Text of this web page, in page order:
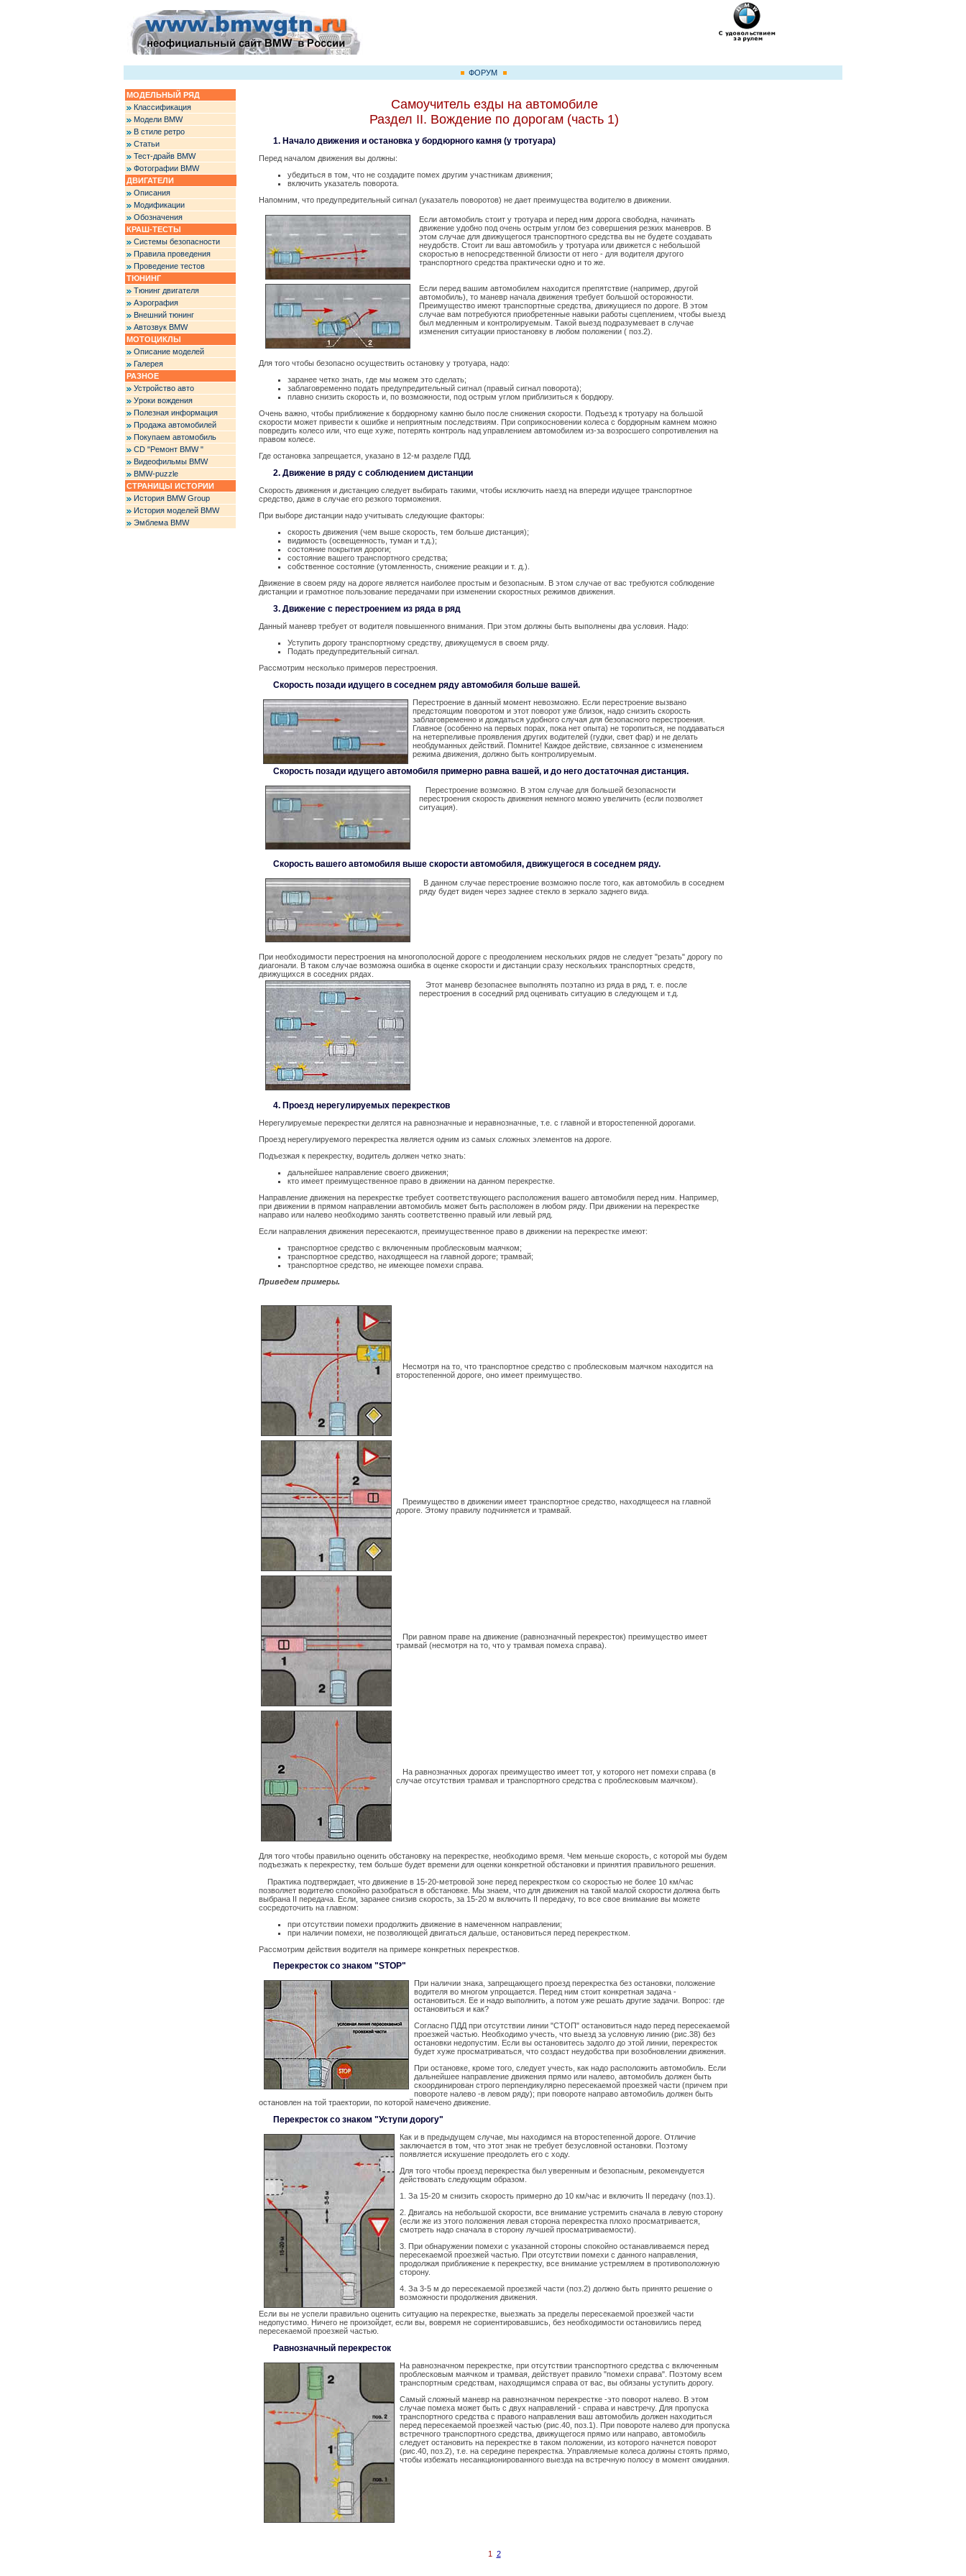
ФОРУМ
МОДЕЛЬНЫЙ РЯД
Классификация
Модели BMW
В стиле ретро
Статьи
Тест-драйв BMW
Фотографии BMW
ДВИГАТЕЛИ
Описания
Модификации
Обозначения
КРАШ-ТЕСТЫ
Системы безопасности
Правила проведения
Проведение тестов
ТЮНИНГ
Тюнинг двигателя
Аэрография
Внешний тюнинг
Автозвук BMW
МОТОЦИКЛЫ
Описание моделей
Галерея
РАЗНОЕ
Устройство авто
Уроки вождения
Полезная информация
Продажа автомобилей
Покупаем автомобиль
CD "Ремонт BMW "
Видеофильмы BMW
BMW-puzzle
СТРАНИЦЫ ИСТОРИИ
История BMW Group
История моделей BMW
Эмблема BMW
Самоучитель езды на автомобиле
Раздел II. Вождение по дорогам (часть 1)
1. Начало движения и остановка у бордюрного камня (у тротуара)
Перед началом движения вы должны:
убедиться в том, что не создадите помех другим участникам движения;
включить указатель поворота.
Напомним, что предупредительный сигнал (указатель поворотов) не дает преимущества водителю в движении.
Если автомобиль стоит у тротуара и перед ним дорога свободна, начинать
движение удобно под очень острым углом без совершения резких маневров. В
этом случае для движущегося транспортного средства вы не будете создавать
неудобств. Стоит ли ваш автомобиль у тротуара или движется с небольшой
скоростью в непосредственной близости от него - для водителя другого
транспортного средства практически одно и то же.
Если перед вашим автомобилем находится препятствие (например, другой
автомобиль), то маневр начала движения требует большой осторожности.
Преимущество имеют транспортные средства, движущиеся по дороге. В этом
случае вам потребуются приобретенные навыки работы сцеплением, чтобы выезд
был медленным и контролируемым. Такой выезд подразумевает в случае
изменения ситуации приостановку в любом положении ( поз.2).
Для того чтобы безопасно осуществить остановку у тротуара, надо:
заранее четко знать, где мы можем это сделать;
заблаговременно подать предупредительный сигнал (правый сигнал поворота);
плавно снизить скорость и, по возможности, под острым углом приблизиться к бордюру.
Очень важно, чтобы приближение к бордюрному камню было после снижения скорости. Подъезд к тротуару на большой
скорости может привести к ошибке и неприятным последствиям. При соприкосновении колеса с бордюрным камнем можно
повредить колесо или, что еще хуже, потерять контроль над управлением автомобилем из-за возросшего сопротивления на
правом колесе.
Где остановка запрещается, указано в 12-м разделе ПДД.
2. Движение в ряду с соблюдением дистанции
Скорость движения и дистанцию следует выбирать такими, чтобы исключить наезд на впереди идущее транспортное
средство, даже в случае его резкого торможения.
При выборе дистанции надо учитывать следующие факторы:
скорость движения (чем выше скорость, тем больше дистанция);
видимость (освещенность, туман и т.д.);
состояние покрытия дороги;
состояние вашего транспортного средства;
собственное состояние (утомленность, снижение реакции и т. д.).
Движение в своем ряду на дороге является наиболее простым и безопасным. В этом случае от вас требуются соблюдение
дистанции и грамотное пользование передачами при изменении скоростных режимов движения.
3. Движение с перестроением из ряда в ряд
Данный маневр требует от водителя повышенного внимания. При этом должны быть выполнены два условия. Надо:
Уступить дорогу транспортному средству, движущемуся в своем ряду.
Подать предупредительный сигнал.
Рассмотрим несколько примеров перестроения.
Скорость позади идущего в соседнем ряду автомобиля больше вашей.
Перестроение в данный момент невозможно. Если перестроение вызвано
предстоящим поворотом и этот поворот уже близок, надо снизить скорость
заблаговременно и дождаться удобного случая для безопасного перестроения.
Главное (особенно на первых порах, пока нет опыта) не торопиться, не поддаваться
на нетерпеливые проявления других водителей (гудки, свет фар) и не делать
необдуманных действий. Помните! Каждое действие, связанное с изменением
режима движения, должно быть контролируемым.
Скорость позади идущего автомобиля примерно равна вашей, и до него достаточная дистанция.
Перестроение возможно. В этом случае для большей безопасности
перестроения скорость движения немного можно увеличить (если позволяет
ситуация).
Скорость вашего автомобиля выше скорости автомобиля, движущегося в соседнем ряду.
В данном случае перестроение возможно после того, как автомобиль в соседнем
ряду будет виден через заднее стекло в зеркало заднего вида.
При необходимости перестроения на многополосной дороге с преодолением нескольких рядов не следует "резать" дорогу по
диагонали. В таком случае возможна ошибка в оценке скорости и дистанции сразу нескольких транспортных средств,
движущихся в соседних рядах.
Этот маневр безопаснее выполнять поэтапно из ряда в ряд, т. е. после
перестроения в соседний ряд оценивать ситуацию в следующем и т.д.
4. Проезд нерегулируемых перекрестков
Нерегулируемые перекрестки делятся на равнозначные и неравнозначные, т.е. с главной и второстепенной дорогами.
Проезд нерегулируемого перекрестка является одним из самых сложных элементов на дороге.
Подъезжая к перекрестку, водитель должен четко знать:
дальнейшее направление своего движения;
кто имеет преимущественное право в движении на данном перекрестке.
Направление движения на перекрестке требует соответствующего расположения вашего автомобиля перед ним. Например,
при движении в прямом направлении автомобиль может быть расположен в любом ряду. При движении на перекрестке
направо или налево необходимо занять соответственно правый или левый ряд.
Если направления движения пересекаются, преимущественное право в движении на перекрестке имеют:
транспортное средство с включенным проблесковым маячком;
транспортное средство, находящееся на главной дороге; трамвай;
транспортное средство, не имеющее помехи справа.
Приведем примеры.
Несмотря на то, что транспортное средство с проблесковым маячком находится на
второстепенной дороге, оно имеет преимущество.
Преимущество в движении имеет транспортное средство, находящееся на главной
дороге. Этому правилу подчиняется и трамвай.
При равном праве на движение (равнозначный перекресток) преимущество имеет
трамвай (несмотря на то, что у трамвая помеха справа).
На равнозначных дорогах преимущество имеет тот, у которого нет помехи справа (в
случае отсутствия трамвая и транспортного средства с проблесковым маячком).
Для того чтобы правильно оценить обстановку на перекрестке, необходимо время. Чем меньше скорость, с которой мы будем
подъезжать к перекрестку, тем больше будет времени для оценки конкретной обстановки и принятия правильного решения.
Практика подтверждает, что движение в 15-20-метровой зоне перед перекрестком со скоростью не более 10 км/час
позволяет водителю спокойно разобраться в обстановке. Мы знаем, что для движения на такой малой скорости должна быть
выбрана II передача. Если, заранее снизив скорость, за 15-20 м включить II передачу, то все свое внимание вы можете
сосредоточить на главном:
при отсутствии помехи продолжить движение в намеченном направлении;
при наличии помехи, не позволяющей двигаться дальше, остановиться перед перекрестком.
Рассмотрим действия водителя на примере конкретных перекрестков.
Перекресток со знаком "STOP"
При наличии знака, запрещающего проезд перекрестка без остановки, положение
водителя во многом упрощается. Перед ним стоит конкретная задача -
остановиться. Ее и надо выполнить, а потом уже решать другие задачи. Вопрос: где
остановиться и как?
Согласно ПДД при отсутствии линии "СТОП" остановиться надо перед пересекаемой
проезжей частью. Необходимо учесть, что выезд за условную линию (рис.38) без
остановки недопустим. Если вы остановитесь задолго до этой линии, перекресток
будет хуже просматриваться, что создаст неудобства при возобновлении движения.
При остановке, кроме того, следует учесть, как надо расположить автомобиль. Если
дальнейшее направление движения прямо или налево, автомобиль должен быть
скоординирован строго перпендикулярно пересекаемой проезжей части (причем при
повороте налево -в левом ряду); при повороте направо автомобиль должен быть
остановлен на той траектории, по которой намечено движение.
Перекресток со знаком "Уступи дорогу"
Как и в предыдущем случае, мы находимся на второстепенной дороге. Отличие
заключается в том, что этот знак не требует безусловной остановки. Поэтому
появляется искушение преодолеть его с ходу.
Для того чтобы проезд перекрестка был уверенным и безопасным, рекомендуется
действовать следующим образом.
1. За 15-20 м снизить скорость примерно до 10 км/час и включить II передачу (поз.1).
2. Двигаясь на небольшой скорости, все внимание устремить сначала в левую сторону
(если же из этого положения левая сторона перекрестка плохо просматривается,
смотреть надо сначала в сторону лучшей просматриваемости).
3. При обнаружении помехи с указанной стороны спокойно останавливаемся перед
пересекаемой проезжей частью. При отсутствии помехи с данного направления,
продолжая приближение к перекрестку, все внимание устремляем в противоположную
сторону.
4. За 3-5 м до пересекаемой проезжей части (поз.2) должно быть принято решение о
возможности продолжения движения.
Если вы не успели правильно оценить ситуацию на перекрестке, выезжать за пределы пересекаемой проезжей части
недопустимо. Ничего не произойдет, если вы, вовремя не сориентировавшись, без необходимости остановились перед
пересекаемой проезжей частью.
Равнозначный перекресток
На равнозначном перекрестке, при отсутствии транспортного средства с включенным
проблесковым маячком и трамвая, действует правило "помехи справа". Поэтому всем
транспортным средствам, находящимся справа от вас, вы обязаны уступить дорогу.
Самый сложный маневр на равнозначном перекрестке -это поворот налево. В этом
случае помеха может быть с двух направлений - справа и навстречу. Для пропуска
транспортного средства с правого направления ваш автомобиль должен находиться
перед пересекаемой проезжей частью (рис.40, поз.1). При повороте налево для пропуска
встречного транспортного средства, движущегося прямо или направо, автомобиль
следует остановить на перекрестке в таком положении, из которого начнется поворот
(рис.40, поз.2), т.е. на середине перекрестка. Управляемые колеса должны стоять прямо,
чтобы избежать несанкционированного выезда на встречную полосу в момент ожидания.
1 2